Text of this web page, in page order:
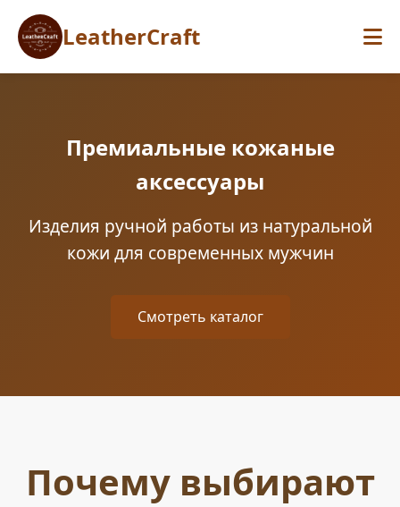
LeatherCraft
Премиальные кожаные
аксессуары
Изделия ручной работы из натуральной
кожи для современных мужчин
Смотреть каталог
Почему выбирают